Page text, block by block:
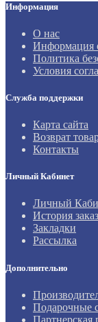
Информация
О нас
Информация
Политика
Условия
Служба поддержки
Карта сайта
Возврат
Контакты
Личный Кабинет
Личный
История
Закладки
Рассылка
Дополнительно
Подарочные
Партнерская